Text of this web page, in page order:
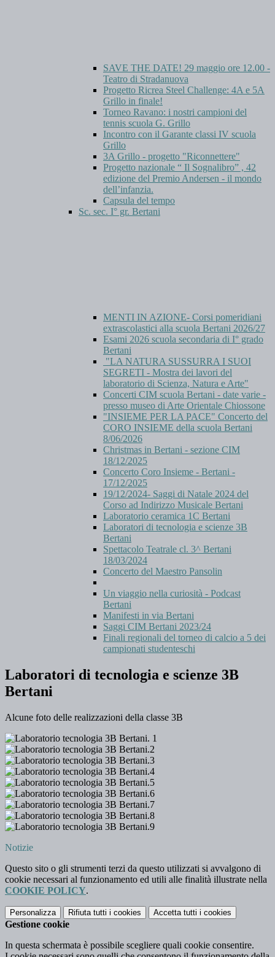
SAVE THE DATE! 29 maggio ore 12.00 -
Teatro di Stradanuova
Progetto Ricrea Steel Challenge: 4A e 5A
Grillo in finale!
Torneo Ravano: i nostri campioni del
tennis scuola G. Grillo
Incontro con il Garante classi IV scuola
Grillo
3A Grillo - progetto "Riconnettere"
Progetto nazionale “ Il Sognalibro” , 42
edizione del Premio Andersen - il mondo
dell’infanzia.
Capsula del tempo
Sc. sec. I° gr. Bertani
MENTI IN AZIONE- Corsi pomeridiani
extrascolastici alla scuola Bertani 2026/27
Esami 2026 scuola secondaria di I° grado
Bertani
"LA NATURA SUSSURRA I SUOI
SEGRETI - Mostra dei lavori del
laboratorio di Scienza, Natura e Arte"
Concerti CIM scuola Bertani - date varie -
presso museo di Arte Orientale Chiossone
"INSIEME PER LA PACE" Concerto del
CORO INSIEME della scuola Bertani
8/06/2026
Christmas in Bertani - sezione CIM
18/12/2025
Concerto Coro Insieme - Bertani -
17/12/2025
19/12/2024- Saggi di Natale 2024 del
Corso ad Indirizzo Musicale Bertani
Laboratorio ceramica 1C Bertani
Laboratori di tecnologia e scienze 3B
Bertani
Spettacolo Teatrale cl. 3^ Bertani
18/03/2024
Concerto del Maestro Pansolin
Un viaggio nella curiosità - Podcast
Bertani
Manifesti in via Bertani
Saggi CIM Bertani 2023/24
Finali regionali del torneo di calcio a 5 dei
campionati studenteschi
Laboratori di tecnologia e scienze 3B
Bertani
Alcune foto delle realizzazioni della classe 3B
Notizie
Questo sito o gli strumenti terzi da questo utilizzati si avvalgono di
cookie necessari al funzionamento ed utili alle finalità illustrate nella
COOKIE POLICY.
Personalizza Rifiuta tutti i cookies Accetta tutti i cookies
Gestione cookie
In questa schermata è possibile scegliere quali cookie consentire.